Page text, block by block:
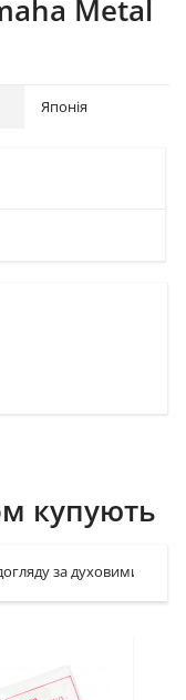
Metal
Японія
купують
за духовими